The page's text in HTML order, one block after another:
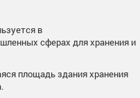
в
сферах для хранения и
площадь здания хранения